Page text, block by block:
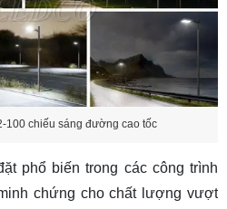
100 chiếu sáng đường cao tốc
phổ biến trong các công trình
chứng cho chất lượng vượt